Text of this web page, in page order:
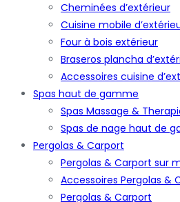
Cheminées d’extérieur
Cuisine mobile
Four à bois extérieur
Braseros plancha
Accessoires cuisine
Spas haut de gamme
Spas Massage &
Spas de nage haut de
Pergolas & Carport
Pergolas & Carport sur
Accessoires Pergolas &
Pergolas & Carport